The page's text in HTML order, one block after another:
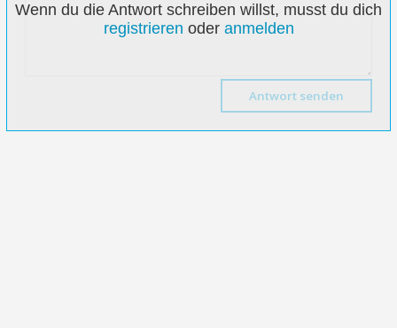
Wenn du die Antwort schreiben willst, musst du dich
registrieren oder anmelden